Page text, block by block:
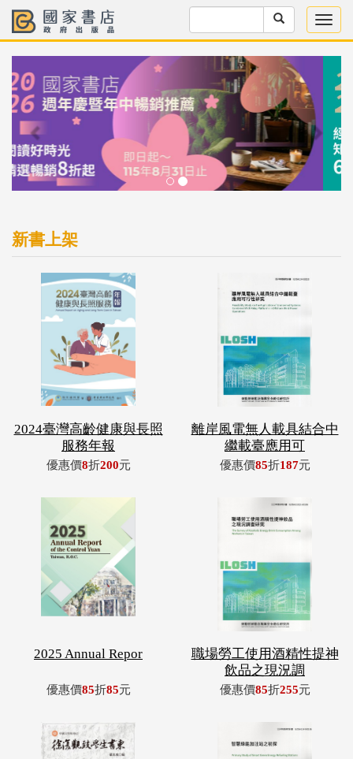
新書上架
2024臺灣高齡健康與長照
服務年報
優惠價8折200元
離岸風電無人載具結合中
繼載臺應用可
優惠價85折187元
2025 Annual Repor
優惠價85折85元
職場勞工使用酒精性提神
飲品之現況調
優惠價85折255元